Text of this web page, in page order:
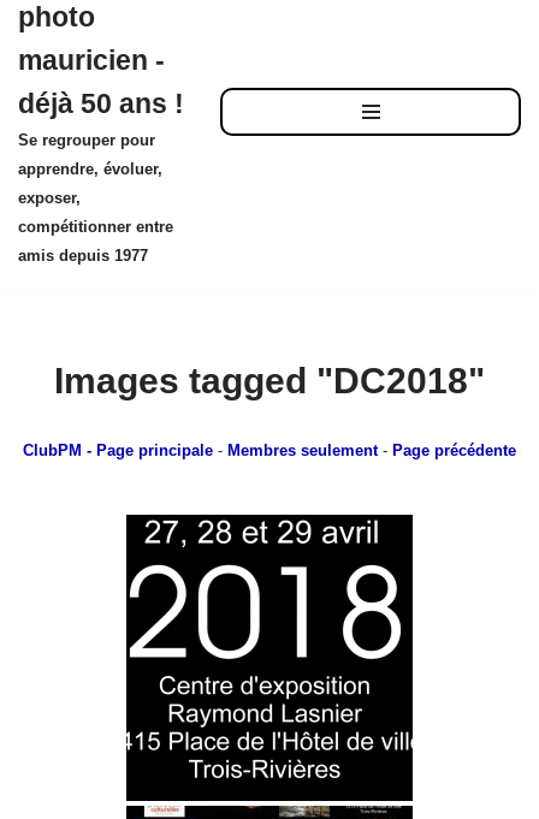
au
contenu
photo
mauricien -
déjà 50 ans !
Se regrouper pour
apprendre, évoluer,
exposer,
compétitionner entre
amis depuis 1977
Images tagged "DC2018"
ClubPM - Page principale - Membres seulement- Page précédente